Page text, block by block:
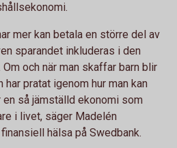
mer kan betala en större del av
sparandet inkluderas i den
och när man skaffar barn blir
pratat igenom hur man kan
så jämställd ekonomi som
i livet, säger Madelén
hälsa på Swedbank.